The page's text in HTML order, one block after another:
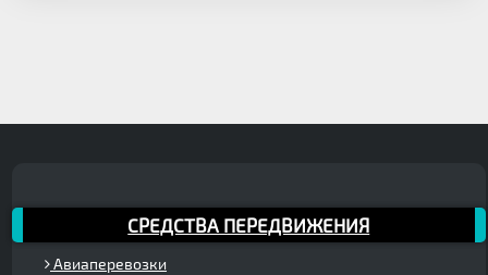
СРЕДСТВА ПЕРЕДВИЖЕНИЯ
Авиаперевозки